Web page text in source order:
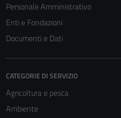
Personale Amministrativo
Enti e Fondazioni
Documenti e Dati
CATEGORIE DI SERVIZIO
Agricoltura e pesca
Ambiente